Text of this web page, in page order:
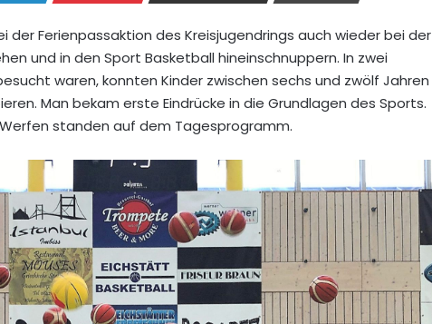
der Ferienpassaktion des Kreisjugendrings auch wieder bei der
und in den Sport Basketball hineinschnuppern. In zwei
waren, konnten Kinder zwischen sechs und zwölf Jahren
Man bekam erste Eindrücke in die Grundlagen des Sports.
Werfen standen auf dem Tagesprogramm.